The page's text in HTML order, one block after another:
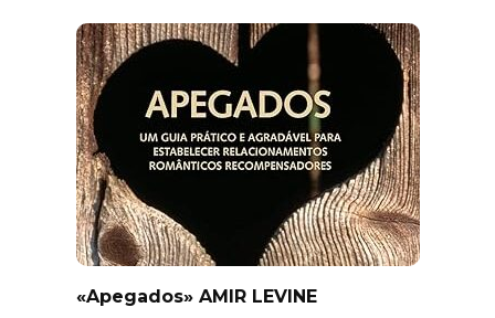
«Apegados» AMIR LEVINE